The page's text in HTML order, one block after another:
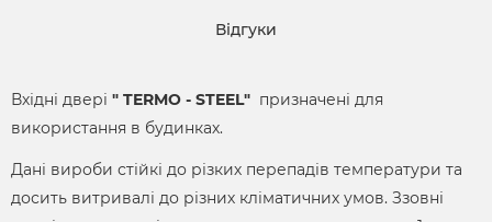
Відгуки
Вхідні двері " TERMO - STEEL" призначені для
використання в будинках.
Дані вироби стійкі до різких перепадів температури та
досить витривалі до різних кліматичних умов. Ззовні